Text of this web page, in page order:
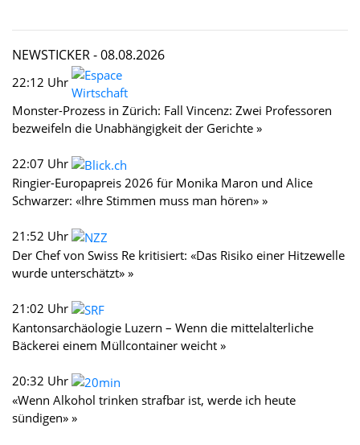
NEWSTICKER -08.08.2026
22:12 Uhr
Monster-Prozess in Zürich: Fall Vincenz: Zwei Professoren
bezweifeln die Unabhängigkeit der Gerichte »
22:07 Uhr
Ringier-Europapreis 2026 für Monika Maron und Alice
Schwarzer: «Ihre Stimmen muss man hören» »
21:52 Uhr
Der Chef von Swiss Re kritisiert: «Das Risiko einer Hitzewelle
wurde unterschätzt» »
21:02 Uhr
Kantonsarchäologie Luzern – Wenn die mittelalterliche
Bäckerei einem Müllcontainer weicht »
20:32 Uhr
«Wenn Alkohol trinken strafbar ist, werde ich heute
sündigen» »